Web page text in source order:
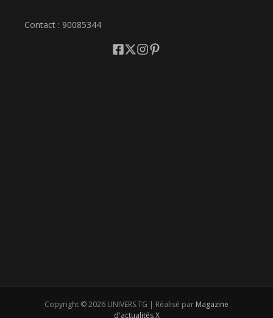
Contact : 90085344
Copyright © 2026 UNIVERS.TG | Réalisé par Magazine
d'actualités X